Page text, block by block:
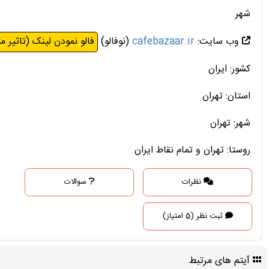
شهر
وب سایت:cafebazaar.ir(نوفالو) فالو نمودن لینک
کشور: ایران
استان: تهران
شهر: تهران
روستا: تهران و تمام نقاط ایران
نظرات سوالات
ثبت نظر (5 امتیاز)
آیتم های مرتبط